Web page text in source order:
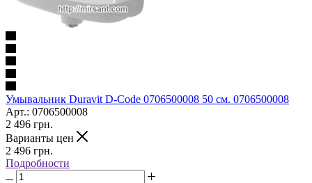
Умывальник Duravit D-Code 0706500008 50 см. 0706500008
Арт.: 0706500008
2 496 грн.
Варианты цен
2 496 грн.
Подробности